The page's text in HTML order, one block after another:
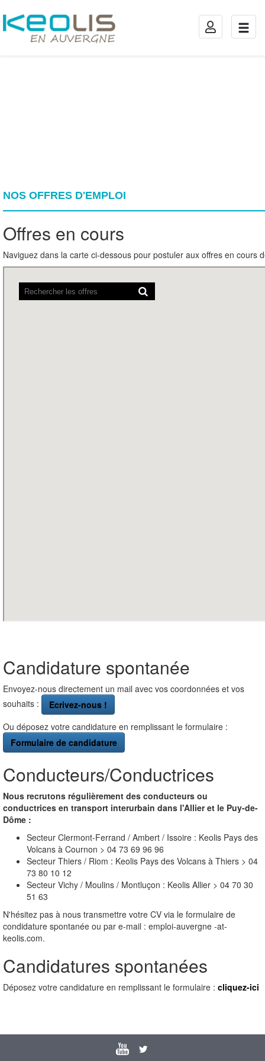
TOGGLE
NOS OFFRES D'EMPLOI
Offres en cours
Naviguez dans la carte ci-dessous pour postuler aux offres en cours
Candidature spontanée
Envoyez-nous directement un mail avec vos coordonnées et vos
souhaits :
Ecrivez-nous !
Ou déposez votre candidature en remplissant le formulaire :
Formulaire de candidature
Conducteurs/Conductrices
Nous recrutons régulièrement des conducteurs ou
conductrices en transport interurbain dans l'Allier et le Puy-de-
Dôme :
Secteur Clermont-Ferrand / Ambert / Issoire : Keolis Pays des
Volcans à Cournon > 04 73 69 96 96
Secteur Thiers / Riom : Keolis Pays des Volcans à Thiers > 04
73 80 10 12
Secteur Vichy / Moulins / Montluçon : Keolis Allier > 04 70 30
51 63
N'hésitez pas à nous transmettre votre CV via le formulaire de
condidature spontanée ou par e-mail : emploi-auvergne -at-
keolis.com.
Candidatures spontanées
Déposez votre candidature en remplissant le formulaire : cliquez-ici